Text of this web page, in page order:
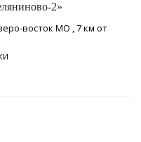
2»
восток МО , 7 км от